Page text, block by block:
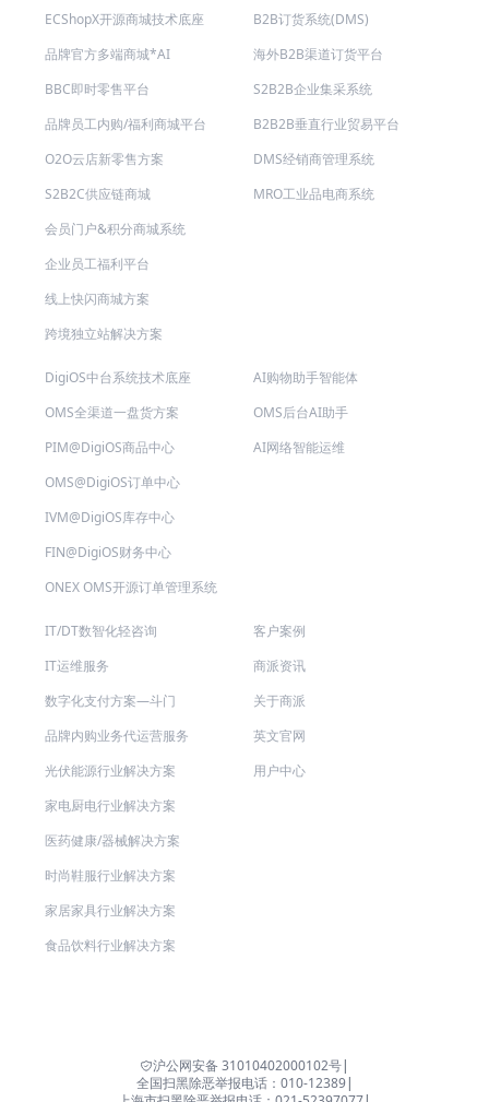
ECShopX开源商城技术底座
品牌官方多端商城*AI
BBC即时零售平台
品牌员工内购/福利商城平台
O2O云店新零售方案
S2B2C供应链商城
会员门户&积分商城系统
企业员工福利平台
线上快闪商城方案
跨境独立站解决方案
B2B订货系统(DMS)
海外B2B渠道订货平台
S2B2B企业集采系统
B2B2B垂直行业贸易平台
DMS经销商管理系统
MRO工业品电商系统
DigiOS中台系统技术底座
OMS全渠道一盘货方案
PIM@DigiOS商品中心
OMS@DigiOS订单中心
IVM@DigiOS库存中心
FIN@DigiOS财务中心
ONEX OMS开源订单管理系统
AI购物助手智能体
OMS后台AI助手
AI网络智能运维
IT/DT数智化轻咨询
IT运维服务
数字化支付方案—斗门
品牌内购业务代运营服务
光伏能源行业解决方案
家电厨电行业解决方案
医药健康/器械解决方案
时尚鞋服行业解决方案
家居家具行业解决方案
食品饮料行业解决方案
客户案例
商派资讯
关于商派
英文官网
用户中心
沪公网安备 31010402000102号
全国扫黑除恶举报电话：010-12389|